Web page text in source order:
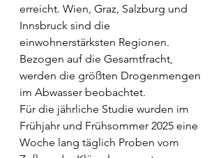
erreicht. Wien, Graz, Salzburg und
Inns­bruck sind die
einwohnerstärksten Regionen.
Bezogen auf die Gesamtfracht,
werden die größten Drogenmengen
im Abwasser beobachtet.
Für die jährliche Studie wurden im
Frühjahr und Frühsommer 2025 eine
Woche lang täglich Proben vom